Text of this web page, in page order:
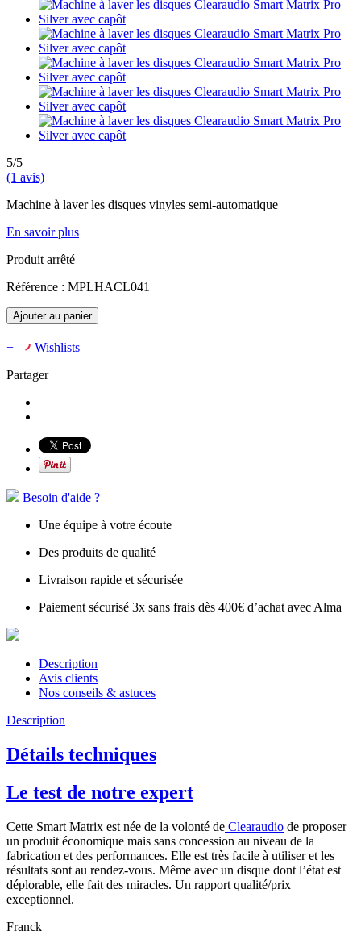
5/5
(1 avis)
Machine à laver les disques vinyles semi-automatique
En savoir plus
Produit arrêté
Référence : MPLHACL041
Ajouter au panier
+
Wishlists
Partager
Besoin d'aide ?
Une équipe à votre écoute
Des produits de qualité
Livraison rapide et sécurisée
Paiement sécurisé 3x sans frais dès 400€ d’achat avec Alma
Description
Avis clients
Nos conseils & astuces
Description
Détails techniques
Le test de notre expert
Cette Smart Matrix est née de la volonté de Clearaudio de proposer
un produit économique mais sans concession au niveau de la
fabrication et des performances. Elle est très facile à utiliser et les
résultats sont au rendez-vous. Même avec un disque dont l’état est
déplorable, elle fait des miracles. Un rapport qualité/prix
exceptionnel.
Franck